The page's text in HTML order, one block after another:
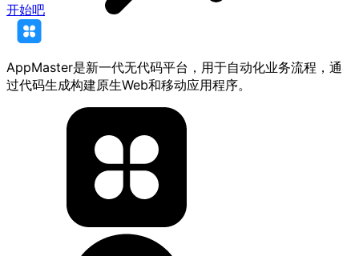
开始吧
AppMaster是新一代无代码平台，用于自动化业务流程，通
过代码生成构建原生Web和移动应用程序。